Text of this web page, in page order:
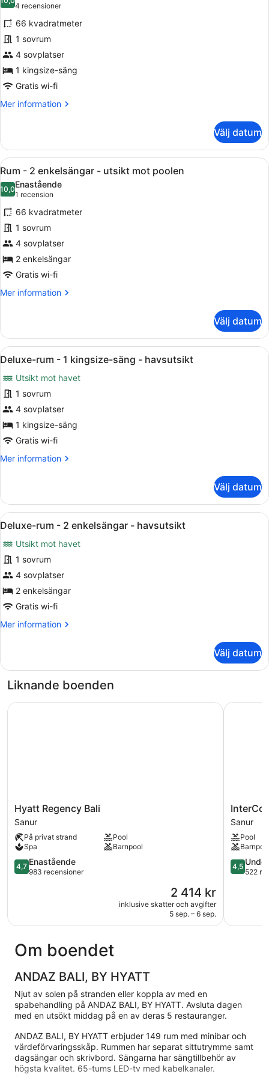
foton
för
Rum
-
1
kingsize-
säng
-
poolen
10,0 av 10
4 recensioner
(4 recensioner)
66 kvadratmeter
1 sovrum
4 sovplatser
1 kingsize-säng
Gratis wi-fi
Mer information
Mer
-
kingsize-
säng
-
utsikt
mot
poolen
Välj datum
Öppna
alla
foton
för
Rum
-
2
enkelsängar
-
utsikt
Ett hotellrum med två sängar, en
6
Rum - 2 enkelsängar - utsikt mot poolen
10,010,0 av 10
Enastående
1 recension
(1 recension)
66 kvadratmeter
1 sovrum
4 sovplatser
2 enkelsängar
Gratis wi-fi
Mer information
Mer
-
enkelsängar
utsikt
mot
poolen
Välj datum
Öppna
alla
foton
för
Deluxe-
rum
-
kingsize-
havsutsikt
Ett hotellrum med två sängar, en
5
Deluxe-rum - 1 kingsize-säng - havsutsikt
Utsikt mot havet
1 sovrum
4 sovplatser
1 kingsize-säng
Gratis wi-fi
Mer information
Mer
rum
1
säng
havsutsikt
Välj datum
Öppna
alla
foton
för
Deluxe-
rum
-
enkelsängar
Ett hotellrum med två sängar, en
5
Deluxe-rum - 2 enkelsängar - havsutsikt
Utsikt mot havet
1 sovrum
4 sovplatser
2 enkelsängar
Gratis wi-fi
Mer information
Mer
rum
Välj datum
Liknande boenden
Hyatt
Regency
Bali
Sanur
Hyatt Regency Bali
Sanur
På privat strand
Pool
Spa
Barnpool
4.7
av
4,7 Enastående
983 recensioner
Priset
är
2 414 kr
2 414 kr
inklusive skatter och avgifter
5 sep. – 6 sep.
Hyatt Regency Bali
Bali
Sanur
Resort
by
IHG
Sanur
Sanur
Pool
4.5
av
4,5
522
Om boendet
ANDAZ BALI, BY HYATT
Njut av solen på stranden eller koppla av med en
spabehandling på ANDAZ BALI, BY HYATT. Avsluta dagen
med en utsökt middag på en av deras 5 restauranger.
ANDAZ BALI, BY HYATT erbjuder 149 rum med minibar och
värdeförvaringsskåp. Rummen har separat sittutrymme samt
dagsängar och skrivbord. Sängarna har sängtillbehör av
högsta kvalitet. 65-tums LED-tv med kabelkanaler.